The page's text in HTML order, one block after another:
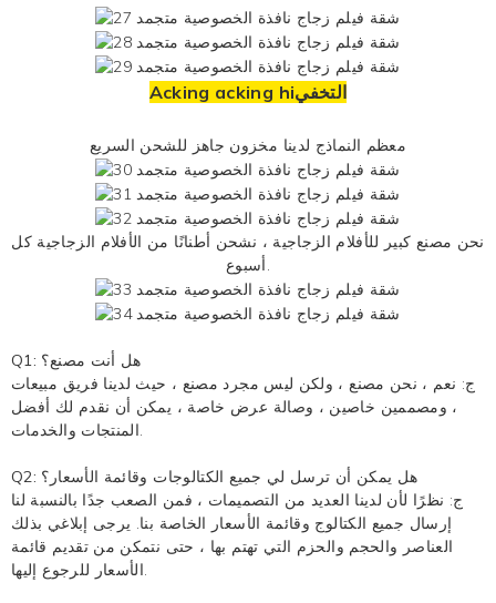
Acking acking hiالتخفي
معظم النماذج لدينا مخزون جاهز للشحن السريع
نحن مصنع كبير للأفلام الزجاجية ، نشحن أطنانًا من الأفلام الزجاجية كل
أسبوع.
Q1: هل أنت مصنع؟
ج: نعم ، نحن مصنع ، ولكن ليس مجرد مصنع ، حيث لدينا فريق مبيعات
، ومصممين خاصين ، وصالة عرض خاصة ، يمكن أن نقدم لك أفضل
المنتجات والخدمات.
Q2: هل يمكن أن ترسل لي جميع الكتالوجات وقائمة الأسعار؟
ج: نظرًا لأن لدينا العديد من التصميمات ، فمن الصعب جدًا بالنسبة لنا
إرسال جميع الكتالوج وقائمة الأسعار الخاصة بنا. يرجى إبلاغي بذلك
العناصر والحجم والحزم التي تهتم بها ، حتى نتمكن من تقديم قائمة
الأسعار للرجوع إليها.